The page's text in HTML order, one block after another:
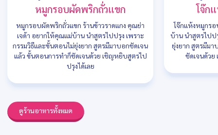
หมูกรอบผัดพริกถั่วแขก
หมูกรอบผัดพริกถั่วแขก ร้านข้าวราดแกง คุณย่า
เจด้า อยากให้คุณแม่บ้าน นำสูตรไปปรุง เพราะ
กรรมวิธีและขั้นตอนไม่ยุ่งยาก สูตรมีมาบอกชัดเจน
แล้ว ขั้นตอนการทำก็ชัดเจนด้วย เชิญหยิบสูตรไป
ปรุงได้เลย
โจ๊ก
โจ๊กแห้งหมูกร
บ้าน นำสูตรไปป
ยุ่งยาก สูตรมีม
ชัดเจนด้วย
ดูร้านอาหารทั้งหมด